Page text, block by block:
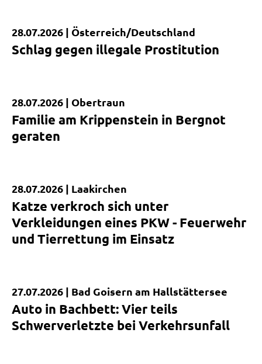
Kurzmeldung
28.07.2026 | Österreich/Deutschland
Schlag gegen illegale Prostitution
Kurzmeldung
28.07.2026 | Obertraun
Familie am Krippenstein in Bergnot
geraten
Kurzmeldung
28.07.2026 | Laakirchen
Katze verkroch sich unter
Verkleidungen eines PKW - Feuerwehr
und Tierrettung im Einsatz
Kurzmeldung
27.07.2026 | Bad Goisern am Hallstättersee
Auto in Bachbett: Vier teils
Schwerverletzte bei Verkehrsunfall